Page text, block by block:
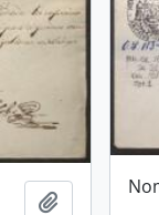
Añadir al